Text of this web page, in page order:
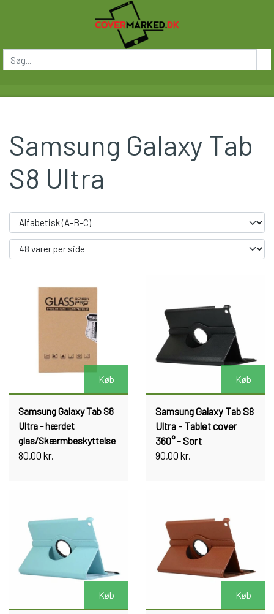
Samsung Galaxy Tab
S8 Ultra
Køb
Samsung Galaxy Tab S8
Ultra - hærdet
glas/Skærmbeskyttelse
80,00 kr.
Køb
Samsung Galaxy Tab S8
Ultra - Tablet cover
360° - Sort
90,00 kr.
Køb Køb